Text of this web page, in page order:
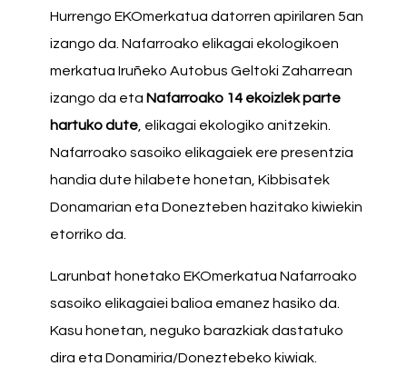
Hurrengo EKOmerkatua datorren apirilaren 5an
izango da. Nafarroako elikagai ekologikoen
merkatua Iruñeko Autobus Geltoki Zaharrean
izango da eta Nafarroako 14 ekoizlek parte
hartuko dute, elikagai ekologiko anitzekin.
Nafarroako sasoiko elikagaiek ere presentzia
handia dute hilabete honetan, Kibbisatek
Donamarian eta Donezteben hazitako kiwiekin
etorriko da.
Larunbat honetako EKOmerkatua Nafarroako
sasoiko elikagaiei balioa emanez hasiko da.
Kasu honetan, neguko barazkiak dastatuko
dira eta Donamiria/Doneztebeko kiwiak.